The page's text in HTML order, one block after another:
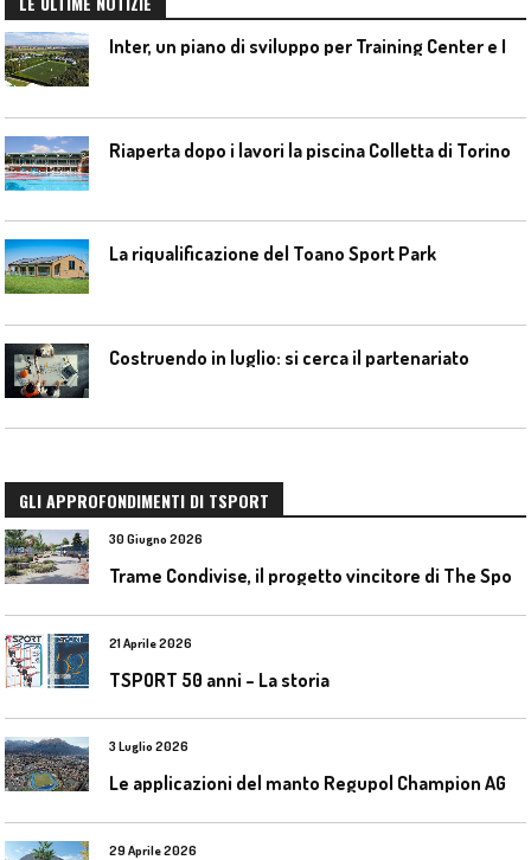
Riaperta dopo i lavori la piscina Colletta di Torino
La riqualificazione del Toano Sport Park
Costruendo in luglio: si cerca il partenariato
GLI APPROFONDIMENTI DI TSPORT
30 Giugno 2026
21 Aprile 2026
TSPORT 50 anni – La storia
3 Luglio 2026
29 Aprile 2026